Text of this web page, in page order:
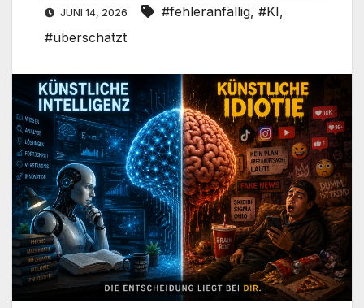
JUNI 14, 2026 #fehleranfällig, #KI,
#überschätzt